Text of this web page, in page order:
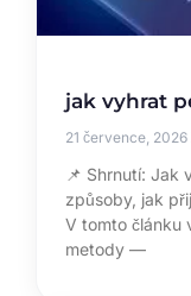
jak vyhrat
21 července, 2026
📌 Shrnutí: Jak
způsoby, jak
V tomto článku
metody —